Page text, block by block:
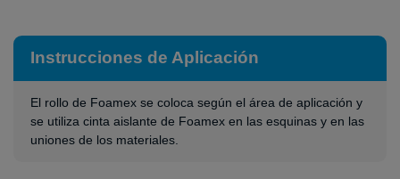
Instrucciones de Aplicación
El rollo de Foamex se coloca según el área de aplicación y
se utiliza cinta aislante de Foamex en las esquinas y en las
uniones de los materiales.